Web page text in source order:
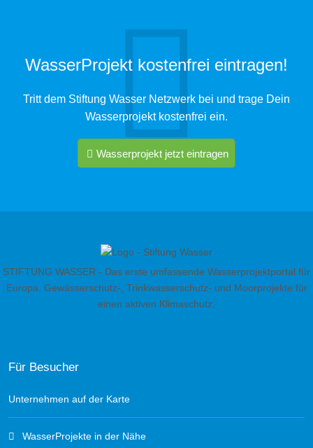
WasserProjekt kostenfrei eintragen!
Tritt dem Stiftung Wasser Netzwerk bei und trage Dein
Wasserprojekt kostenfrei ein.
Wasserprojekt jetzt eintragen
STIFTUNG WASSER - Das erste umfassende Wasserprojektportal für
Europa. Gewässerschutz-, Trinkwasserschutz- und Moorprojekte für
einen aktiven Klimaschutz.
Für Besucher
Unternehmen auf der Karte
WasserProjekte in der Nähe